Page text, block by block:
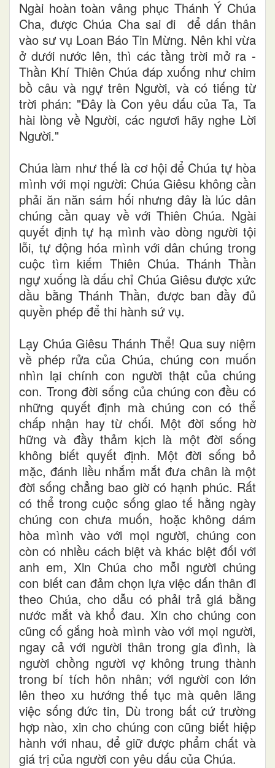
Ngài hoàn toàn vâng phục Thánh Ý Chúa
Cha, được Chúa Cha sai đi để dấn thân
vào sư vụ Loan Báo Tin Mừng. Nên khi vừa
ở dưới nước lên, thì các tầng trời mở ra -
Thần Khí Thiên Chúa đáp xuống như chim
bồ câu và ngự trên Người, và có tiếng từ
trời phán: "Đây là Con yêu dấu của Ta, Ta
hài lòng về Người, các ngươi hãy nghe Lời
Người."
Chúa làm như thế là cơ hội để Chúa tự hòa
mình với mọi người: Chúa Giêsu không cần
phải ăn năn sám hối nhưng đây là lúc dân
chúng cần quay về với Thiên Chúa. Ngài
quyết định tự hạ mình vào dòng người tội
lỗi, tự động hóa mình với dân chúng trong
cuộc tìm kiếm Thiên Chúa. Thánh Thần
ngự xuống là dấu chỉ Chúa Giêsu được xức
dầu bằng Thánh Thần, được ban đầy đủ
quyền phép để thi hành sứ vụ.
Lạy Chúa Giêsu Thánh Thể! Qua suy niệm
về phép rửa của Chúa, chúng con muốn
nhìn lại chính con người thật của chúng
con. Trong đời sống của chúng con đều có
những quyết định mà chúng con có thể
chấp nhận hay từ chối. Một đời sống hờ
hững và đầy thảm kịch là một đời sống
không biết quyết định. Một đời sống bỏ
mặc, đánh liều nhắm mắt đưa chân là một
đời sống chẳng bao giờ có hạnh phúc. Rất
có thể trong cuộc sống giao tế hằng ngày
chúng con chưa muốn, hoặc không dám
hòa mình vào với mọi người, chúng con
còn có nhiều cách biệt và khác biệt đối với
anh em, Xin Chúa cho mỗi người chúng
con biết can đảm chọn lựa việc dấn thân đi
theo Chúa, cho dẫu có phải trả giá bằng
nước mắt và khổ đau. Xin cho chúng con
cũng cố gắng hoà mình vào với mọi người,
ngay cả với người thân trong gia đình, là
người chồng người vợ không trung thành
trong bí tích hôn nhân; với người con lớn
lên theo xu hướng thế tục mà quên lãng
việc sống đức tin, Dù trong bất cứ trường
hợp nào, xin cho chúng con cũng biết hiệp
hành với nhau, để giữ được phẩm chất và
giá trị của người con yêu dấu của Chúa.